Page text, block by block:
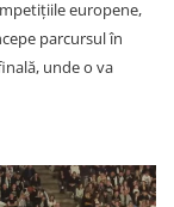
europene,
parcursul în
unde o va